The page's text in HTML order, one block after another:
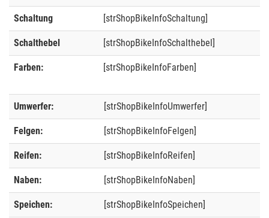
Schaltung [strShopBikeInfoSchaltung]
Schalthebel [strShopBikeInfoSchalthebel]
Farben: [strShopBikeInfoFarben]
Umwerfer: [strShopBikeInfoUmwerfer]
Felgen: [strShopBikeInfoFelgen]
Reifen: [strShopBikeInfoReifen]
Naben: [strShopBikeInfoNaben]
Speichen: [strShopBikeInfoSpeichen]